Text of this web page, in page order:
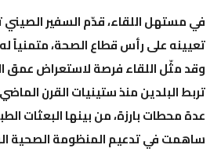
في مستهل اللقاء، قدّم السفير الصيني
تعيينه على رأس قطاع الصحة، متمنياً
وقد مثّل اللقاء فرصة لاستعراض عمق
تربط البلدين منذ ستينيات القرن
عدة محطات بارزة، من بينها البعثات
ساهمت في تدعيم المنظومة الصحية